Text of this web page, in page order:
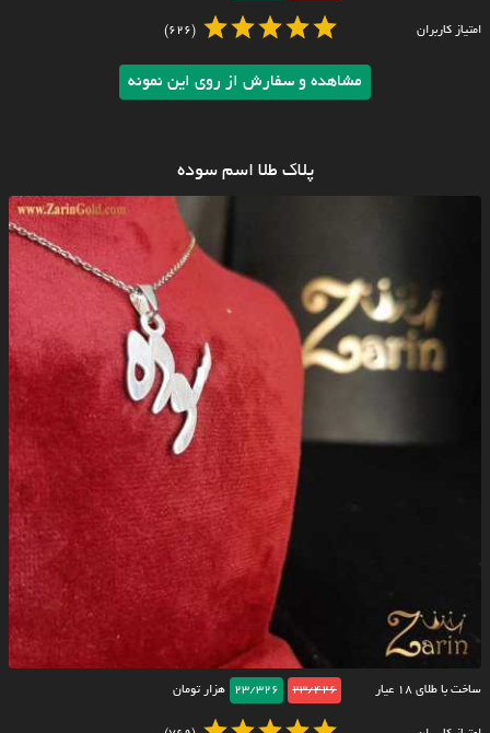
امتیاز کاربران (626)
مشاهده و سفارش از روی این نمونه
پلاک طلا اسم سوده
ساخت با طلای ۱۸ عیار 23/426
23/326 هزار تومان